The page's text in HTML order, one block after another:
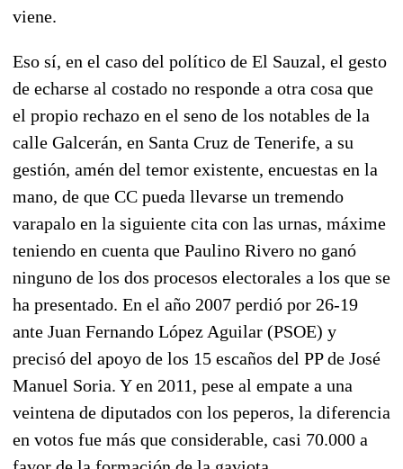
viene.
Eso sí, en el caso del político de El Sauzal, el gesto
de echarse al costado no responde a otra cosa que
el propio rechazo en el seno de los notables de la
calle Galcerán, en Santa Cruz de Tenerife, a su
gestión, amén del temor existente, encuestas en la
mano, de que CC pueda llevarse un tremendo
varapalo en la siguiente cita con las urnas, máxime
teniendo en cuenta que Paulino Rivero no ganó
ninguno de los dos procesos electorales a los que se
ha presentado. En el año 2007 perdió por 26-19
ante Juan Fernando López Aguilar (PSOE) y
precisó del apoyo de los 15 escaños del PP de José
Manuel Soria. Y en 2011, pese al empate a una
veintena de diputados con los peperos, la diferencia
en votos fue más que considerable, casi 70.000 a